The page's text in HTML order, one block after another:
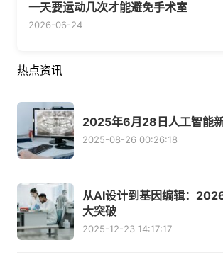
一天要运动几次才能避免手术室
2026-06-24
热点资讯
2025年6月28日人工智能
2025-08-26 00:26:18
从AI设计到基因编辑：
大突破
2025-12-23 14:17:17